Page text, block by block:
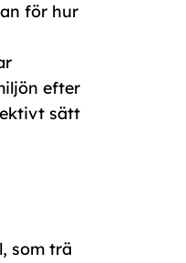
för hur
efter
sätt
som trä